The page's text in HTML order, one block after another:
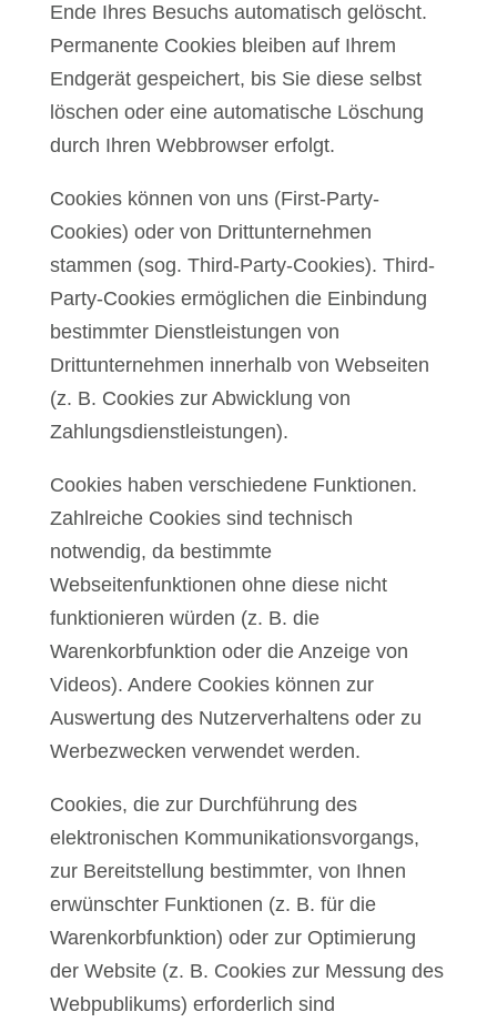
Ende Ihres Besuchs automatisch gelöscht.
Permanente Cookies bleiben auf Ihrem
Endgerät gespeichert, bis Sie diese selbst
löschen oder eine automatische Löschung
durch Ihren Webbrowser erfolgt.
Cookies können von uns (First-Party-
Cookies) oder von Drittunternehmen
stammen (sog. Third-Party-Cookies). Third-
Party-Cookies ermöglichen die Einbindung
bestimmter Dienstleistungen von
Drittunternehmen innerhalb von Webseiten
(z. B. Cookies zur Abwicklung von
Zahlungsdienstleistungen).
Cookies haben verschiedene Funktionen.
Zahlreiche Cookies sind technisch
notwendig, da bestimmte
Webseitenfunktionen ohne diese nicht
funktionieren würden (z. B. die
Warenkorbfunktion oder die Anzeige von
Videos). Andere Cookies können zur
Auswertung des Nutzerverhaltens oder zu
Werbezwecken verwendet werden.
Cookies, die zur Durchführung des
elektronischen Kommunikationsvorgangs,
zur Bereitstellung bestimmter, von Ihnen
erwünschter Funktionen (z. B. für die
Warenkorbfunktion) oder zur Optimierung
der Website (z. B. Cookies zur Messung des
Webpublikums) erforderlich sind